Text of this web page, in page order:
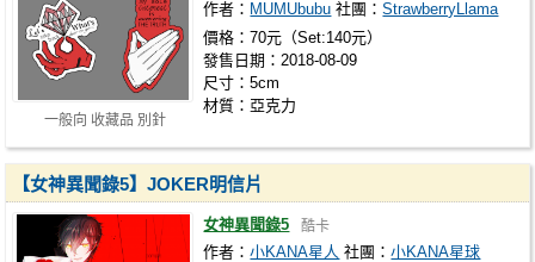
一般向 收藏品 別針
作者： MUMUbubu 社團：StrawberryLlama
價格：70元（Set:140元）
發售日期：2018-08-09
尺寸：5cm
材質：亞克力
【女神異聞錄5】JOKER明信片
女神異聞錄5 酷卡
作者：小KANA星人 社團：小KANA星球